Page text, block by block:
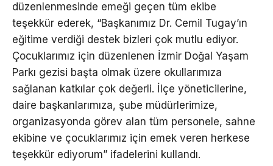
düzenlenmesinde emeği geçen tüm ekibe
teşekkür ederek, “Başkanımız Dr. Cemil Tugay’ın
eğitime verdiği destek bizleri çok mutlu ediyor.
Çocuklarımız için düzenlenen İzmir Doğal Yaşam
Parkı gezisi başta olmak üzere okullarımıza
sağlanan katkılar çok değerli. İlçe yöneticilerine,
daire başkanlarımıza, şube müdürlerimize,
organizasyonda görev alan tüm personele, sahne
ekibine ve çocuklarımız için emek veren herkese
teşekkür ediyorum” ifadelerini kullandı.